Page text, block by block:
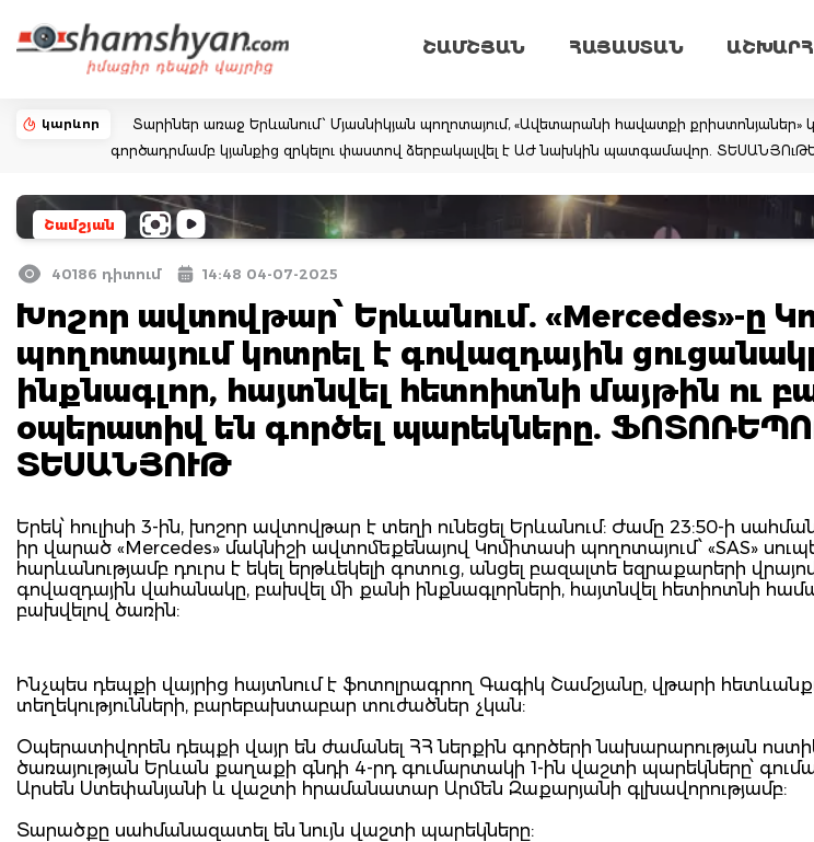
ՇԱՄՇՅԱՆ ՀԱՅԱՍՏԱՆ ԱՇԽԱՐՀ
կարևոր
Տարիներ առաջ Երևանում՝ Մյասնիկյան պողոտայում, «Ավետարանի հավատքի
գործադրմամբ կյանքից զրկելու փաստով ձերբակալվել է ԱԺ նախկին պատգամավոր.
Շամշյան
40186 դիտում 14:48 04-07-2025
Խոշոր ավտովթար՝ Երևանում. «Mercedes»-ը
պողոտայում կոտրել է գովազդային
ինքնագլոր, հայտնվել հետոիտնի մայթին ու
օպերատիվ են գործել պարեկները.
ՏԵՍԱՆՅՈՒԹ
Երեկ՝ հուլիսի 3-ին, խոշոր ավտովթար է տեղի ունեցել Երևանում: Ժամը 23:50-ի
իր վարած «Mercedes» մակնիշի ավտոմեքենայով Կոմիտասի պողոտայում՝ «SAS»
հարևանությամբ դուրս է եկել երթևեկելի գոտուց, անցել բազալտե եզրաքարերի
գովազդային վահանակը, բախվել մի քանի ինքնագլորների, հայտնվել հետիոտնի
բախվելով ծառին:
Ինչպես դեպքի վայրից հայտնում է ֆոտոլրագրող Գագիկ Շամշյանը, վթարի
տեղեկությունների, բարեբախտաբար տուժածներ չկան:
Օպերատիվորեն դեպքի վայր են ժամանել ՀՀ ներքին գործերի նախարարության
ծառայության Երևան քաղաքի գնդի 4-րդ գումարտակի 1-ին վաշտի պարեկները՝
Արսեն Ստեփանյանի և վաշտի հրամանատար Արմեն Զաքարյանի գլխավորությամբ:
Տարածքը սահմանազատել են նույն վաշտի պարեկները: